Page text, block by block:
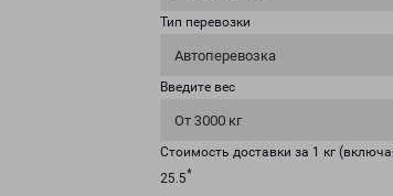
Тип перевозки
Автоперевозка
Введите вес
От 3000 кг
Стоимость доставки за 1 кг
25.5*